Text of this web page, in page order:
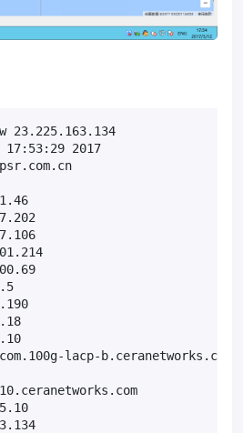
23.225.163.134
2017
lacp-